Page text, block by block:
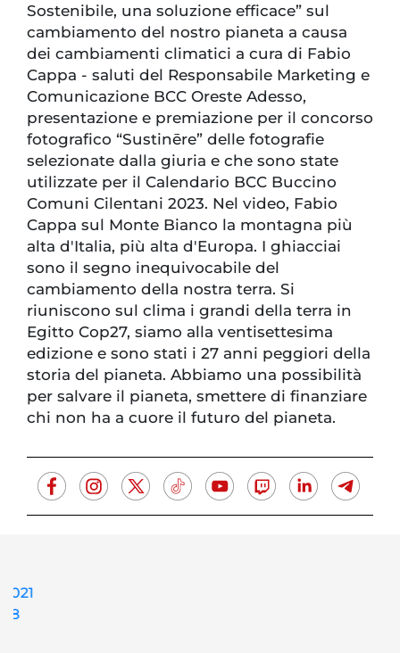
Sostenibile, una soluzione efficace” sul
cambiamento del nostro pianeta a causa
dei cambiamenti climatici a cura di Fabio
Cappa - saluti del Responsabile Marketing e
Comunicazione BCC Oreste Adesso,
presentazione e premiazione per il concorso
fotografico “Sustinēre” delle fotografie
selezionate dalla giuria e che sono state
utilizzate per il Calendario BCC Buccino
Comuni Cilentani 2023. Nel video, Fabio
Cappa sul Monte Bianco la montagna più
alta d'Italia, più alta d'Europa. I ghiacciai
sono il segno inequivocabile del
cambiamento della nostra terra. Si
riuniscono sul clima i grandi della terra in
Egitto Cop27, siamo alla ventisettesima
edizione e sono stati i 27 anni peggiori della
storia del pianeta. Abbiamo una possibilità
per salvare il pianeta, smettere di finanziare
chi non ha a cuore il futuro del pianeta.